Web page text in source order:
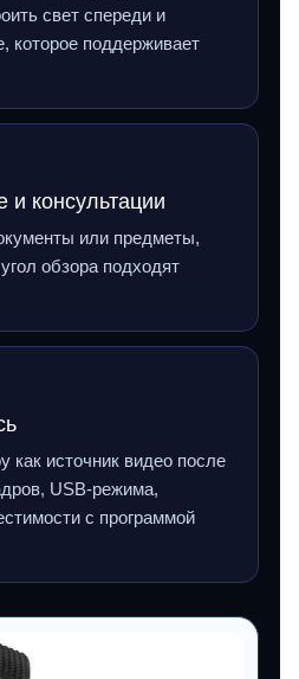
свет спереди и
которое поддерживает
и консультации
или предметы,
обзора подходят
как источник видео после
USB‑режима,
с программой